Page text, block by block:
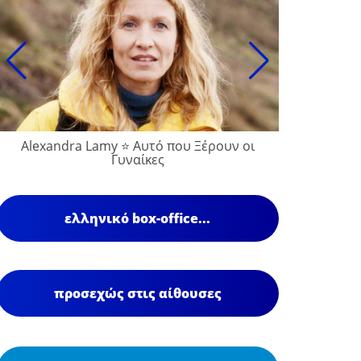
Alexandra Lamy ⭐ Αυτό που Ξέρουν οι
Γυναίκες
ελληνικό box-office...
προσεχώς στις αίθουσες